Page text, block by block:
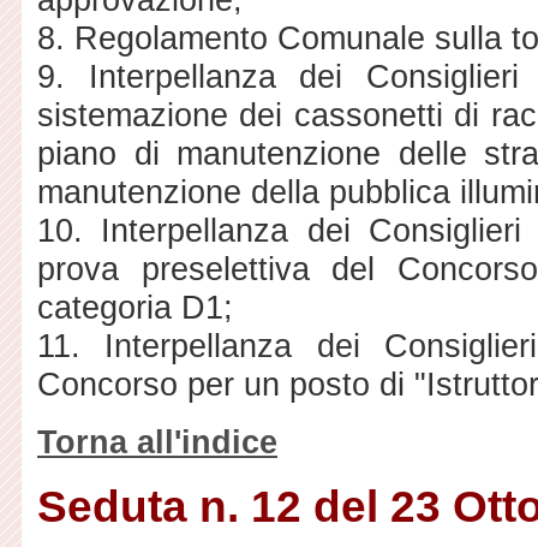
8. Regolamento Comunale sulla
9. Interpellanza dei
sistemazione dei cassonetti di
piano di manutenzione delle
manutenzione della pubblica
10. Interpellanza dei
prova preselettiva del
categoria D1;
11. Interpellanza dei
Concorso per un posto di
Torna all'indice
Seduta n. 12 del 23